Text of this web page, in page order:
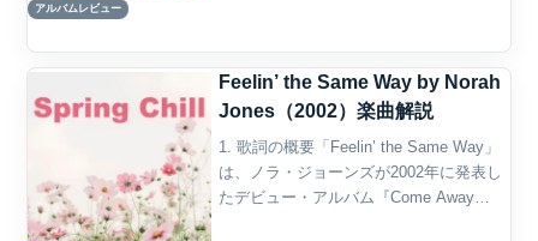
アルバムレビュー
Feelin’ the Same Way by Norah
Jones（2002）楽曲解説
1. 歌詞の概要「Feelin’ the Same Way」
は、ノラ・ジョーンズが2002年に発表し
たデビュー・アルバム『Come Away